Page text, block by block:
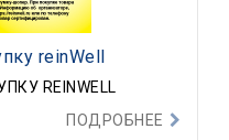
reinWell
REINWELL
ПОДРОБНЕЕ